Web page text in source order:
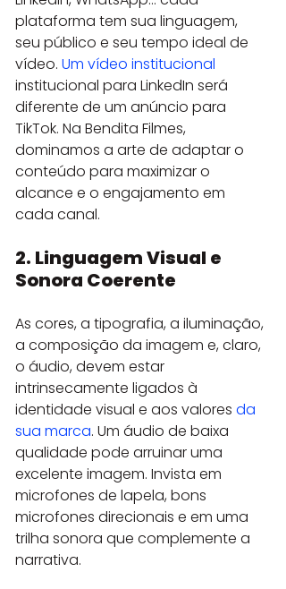
plataforma tem sua linguagem,
seu público e seu tempo ideal de
vídeo. Um vídeo institucional
institucional para LinkedIn será
diferente de um anúncio para
TikTok. Na Bendita Filmes,
dominamos a arte de adaptar o
conteúdo para maximizar o
alcance e o engajamento em
cada canal.
2. Linguagem Visual e
Sonora Coerente
As cores, a tipografia, a iluminação,
a composição da imagem e, claro,
o áudio, devem estar
intrinsecamente ligados à
identidade visual e aos valores da
sua marca. Um áudio de baixa
qualidade pode arruinar uma
excelente imagem. Invista em
microfones de lapela, bons
microfones direcionais e em uma
trilha sonora que complemente a
narrativa.